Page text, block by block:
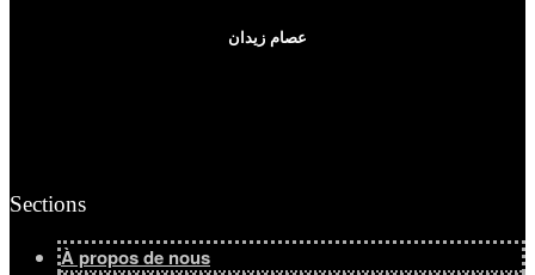
عصام زيدان
Sections
À propos de nous